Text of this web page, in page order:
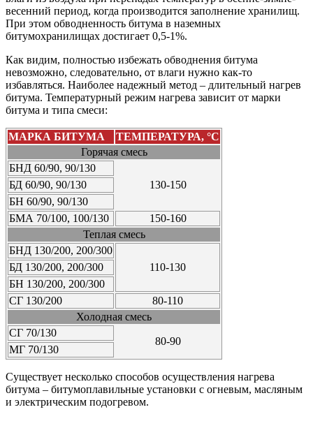
весенний период, когда производится заполнение хранилищ.
При этом обводненность битума в наземных
битумохранилищах достигает 0,5-1%.
Как видим, полностью избежать обводнения битума
невозможно, следовательно, от влаги нужно как-то
избавляться. Наиболее надежный метод – длительный нагрев
битума. Температурный режим нагрева зависит от марки
битума и типа смеси:
МАРКА БИТУМА
ТЕМПЕРАТУРА, °С
Горячая смесь
БНД 60/90, 90/130
130-150
БД 60/90, 90/130
БН 60/90, 90/130
БМА 70/100, 100/130
150-160
Теплая смесь
БНД 130/200, 200/300
110-130
БД 130/200, 200/300
БН 130/200, 200/300
СГ 130/200
80-110
Холодная смесь
СГ 70/130
80-90
МГ 70/130
Существует несколько способов осуществления нагрева
битума – битумоплавильные установки с огневым, масляным
и электрическим подогревом.